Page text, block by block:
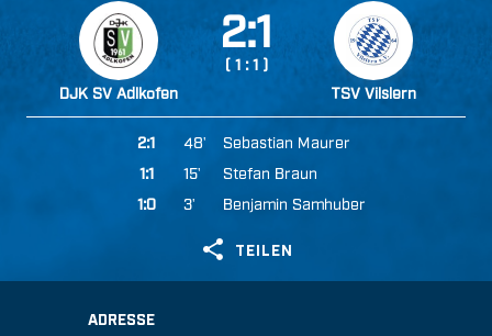
  

    
 
  
'

 
'

 
'
TEILEN
ADRESSE